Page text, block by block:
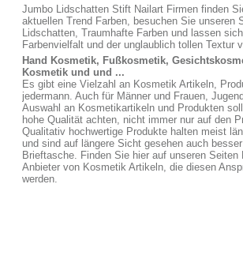
Jumbo Lidschatten Stift Nailart Firmen finden
aktuellen Trend Farben, besuchen Sie unseren
Lidschatten, Traumhafte Farben und lassen
Farbenvielfalt und der unglaublich tollen Textur
Hand Kosmetik, Fußkosmetik,
Kosmetik und und ...
Es gibt eine Vielzahl an Kosmetik Artikeln,
jedermann. Auch für Männer und Frauen,
Auswahl an Kosmetikartikeln und Produkten
hohe Qualität achten, nicht immer nur auf den
Qualitativ hochwertige Produkte halten meist
und sind auf längere Sicht gesehen auch
Brieftasche. Finden Sie hier auf unseren Seiten
Anbieter von Kosmetik Artikeln, die diesen
werden.